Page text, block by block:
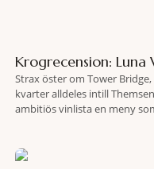
Krogrecension: Luna
Strax öster om Tower
kvarter alldeles intill
ambitiös vinlista en meny